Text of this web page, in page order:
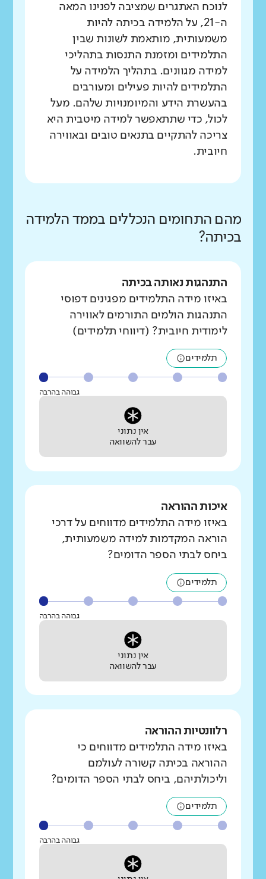
לנוכח האתגרים שמציבה לפנינו המאה
ה-21, על הלמידה בכיתה להיות
משמעותית, מותאמת לשונות שבין
התלמידים ומזמנת התנסות בתהליכי
למידה מגוונים. בתהליך הלמידה על
התלמידים להיות פעילים ומעורבים
בהעשרת הידע והמיומנויות שלהם. מעל
לכול, כדי שתתאפשר למידה מיטבית היא
צריכה להתקיים בתנאים טובים ובאווירה
חיובית.
מהם התחומים הנכללים בממד הלמידה
בכיתה?
התנהגות נאותה בכיתה
באיזו מידה התלמידים מפגינים דפוסי
התנהגות הולמים התורמים לאווירה
לימודית חיובית? (דיווחי תלמידים)
תלמידים
גבוהה בהרבה
אין נתוני
עבר להשוואה
איכות ההוראה
באיזו מידה התלמידים מדווחים על דרכי
הוראה המקדמות למידה משמעותית,
ביחס לבתי הספר הדומים?
תלמידים
גבוהה בהרבה
אין נתוני
עבר להשוואה
רלוונטיות ההוראה
באיזו מידה התלמידים מדווחים כי
ההוראה בכיתה קשורה לעולמם
וליכולתיהם, ביחס לבתי הספר הדומים?
תלמידים
גבוהה בהרבה